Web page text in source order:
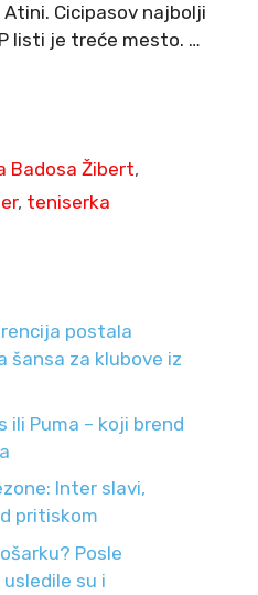
Cicipasov najbolji
listi je treće mesto. …
Badosa Žibert,
, teniserka
postala
šansa za klubove iz
ili Puma – koji brend
Inter slavi,
pritiskom
Posle
su i